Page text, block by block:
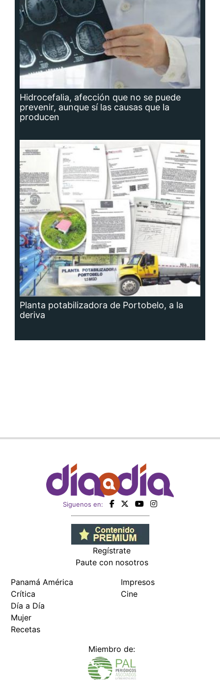
Hidrocefalia, afección que no se puede
prevenir, aunque sí las causas que la
producen
Planta potabilizadora de Portobelo, a la
deriva
Siguenos en:
Regístrate
Paute con nosotros
Panamá América
Crítica
Día a Día
Mujer
Recetas
Impresos
Cine
Miembro de: